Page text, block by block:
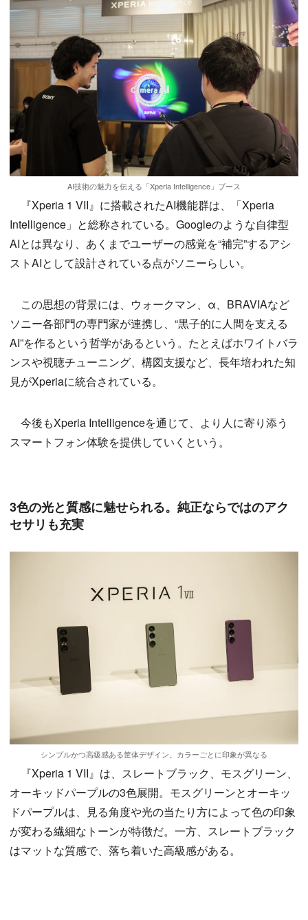
AI技術の魅力を伝える「Xperia Intelligence」ブース
『Xperia 1 VII』に搭載されたAI機能群は、「Xperia
Intelligence」と総称されている。Googleのような自律型
AIとは異なり、あくまでユーザーの感覚を“補完”するアシ
ストAIとして設計されている点がソニーらしい。
この思想の背景には、ウォークマン、α、BRAVIAなど
ソニー各部門の専門家が連携し、“黒子的に人間を支える
AI”を作るという哲学があるという。たとえばホワイトバラ
ンスや視聴チューニング、構図支援など、長年培われた知
見がXperiaに統合されている。
今後もXperia Intelligenceを通じて、より人に寄り添う
スマートフォン体験を提供していくという。
3色の光と質感に魅せられる。純正ならではのアク
セサリも充実
シンプルかつ高級感ある筐体デザイン。カラーごとに印象が異なる
『Xperia 1 VII』は、スレートブラック、モスグリーン、
オーキッドパープルの3色展開。モスグリーンとオーキッ
ドパープルは、見る角度や光の当たり方によって色の印象
が変わる繊細なトーンが特徴だ。一方、スレートブラック
はマットな質感で、落ち着いた高級感がある。